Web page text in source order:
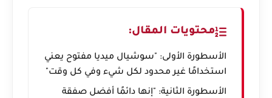
محتويات المقال:
الأسطورة الأولى: "سوشيال ميديا مفتوح يعني
استخدامًا غير محدود لكل شيء وفي كل وقت"
الأسطورة الثانية: "إنها دائمًا أفضل صفقة